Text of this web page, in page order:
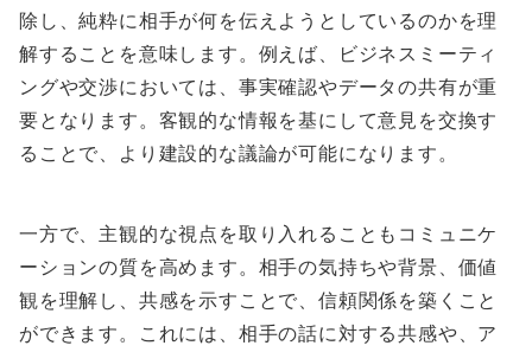
除し、純粋に相手が何を伝えようとしているのかを理
解することを意味します。例えば、ビジネスミーティ
ングや交渉においては、事実確認やデータの共有が重
要となります。客観的な情報を基にして意見を交換す
ることで、より建設的な議論が可能になります。
一方で、主観的な視点を取り入れることもコミュニケ
ーションの質を高めます。相手の気持ちや背景、価値
観を理解し、共感を示すことで、信頼関係を築くこと
ができます。これには、相手の話に対する共感や、ア